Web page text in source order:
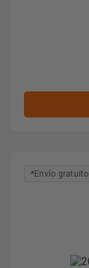
*Envío gratuito